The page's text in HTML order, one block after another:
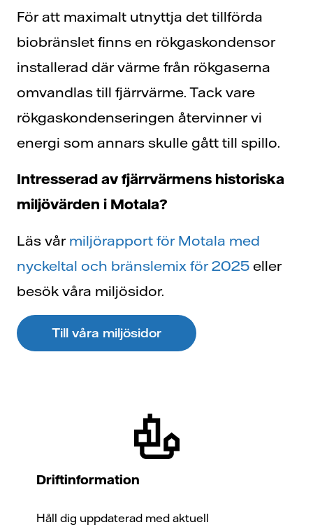
För att maximalt utnyttja det tillförda
biobränslet finns en rökgaskondensor
installerad där värme från rökgaserna
omvandlas till fjärrvärme. Tack vare
rökgaskondenseringen återvinner vi
energi som annars skulle gått till spillo.
Intresserad av fjärrvärmens historiska
miljövärden i Motala?
Läs vår miljörapport för Motala med
nyckeltal och bränslemix för 2025 eller
besök våra miljösidor.
Till våra miljösidor
Driftinformation
Håll dig uppdaterad med aktuell